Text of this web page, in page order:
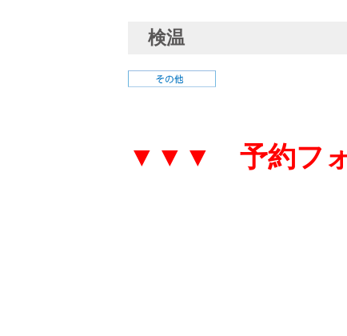
検温
▼▼▼ 予約フォ